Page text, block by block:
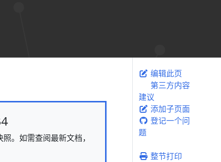
。如需查阅最新文档，
编辑此页
第三方内容
建议
添加子页面
登记一个问
题
整节打印